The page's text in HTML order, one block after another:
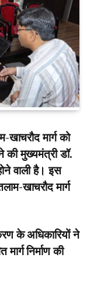
मार्ग को
की मुख्यमंत्री डॉ.
वाली है। इस
खाचरौद मार्ग
के अधिकारियों ने
निर्माण की